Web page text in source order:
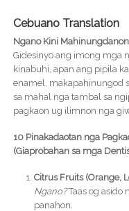
Cebuano Translation
Ngano Kini Mahinungdanon
Gidesinyo ang imong mga
kinabuhi, apan ang pipila
enamel, makapahinungod
sa mahal nga tambal sa
pagkaon ug ilimnon nga
10 Pinakadaotan nga
(Giaprobahan sa mga
Citrus Fruits (Orange,
Ngano?Taas og asido
panahon.